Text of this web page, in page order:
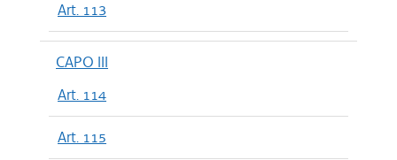
Art. 113
CAPO III
Art. 114
Art. 115